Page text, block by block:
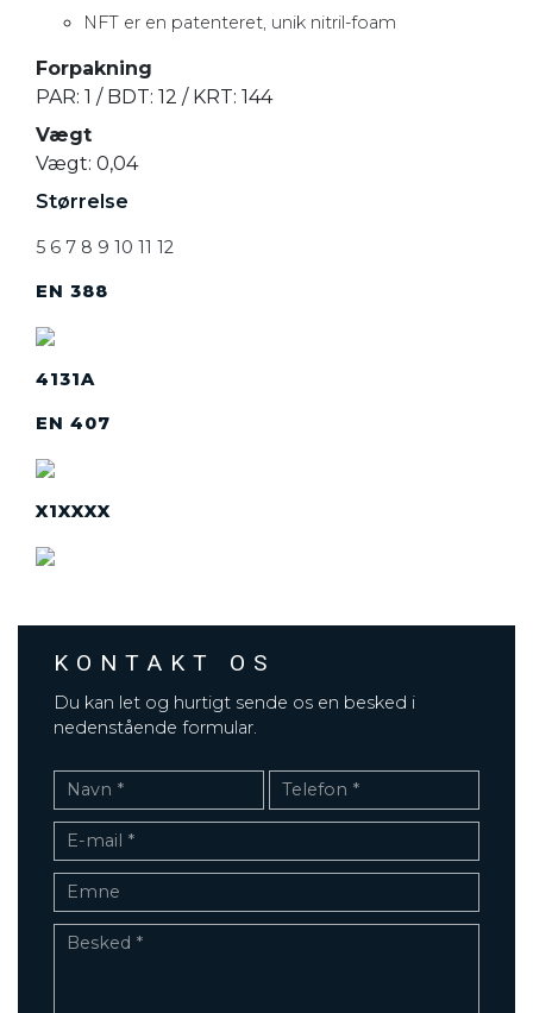
NFT er en patenteret, unik nitril-foam
Forpakning
PAR: 1 / BDT: 12 / KRT: 144
Vægt
Vægt: 0,04
Størrelse
5 6 7 8 9 10 11 12
EN 388
4131A
EN 407
X1XXXX
KONTAKT OS
Du kan let og hurtigt sende os en besked i
nedenstående formular.